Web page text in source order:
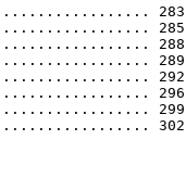
283
285
288
289
292
296
299
302